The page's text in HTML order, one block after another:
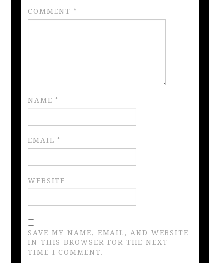
COMMENT*
NAME*
EMAIL*
WEBSITE
SAVE MY NAME, EMAIL, AND WEBSITE
IN THIS BROWSER FOR THE NEXT
TIME I COMMENT.